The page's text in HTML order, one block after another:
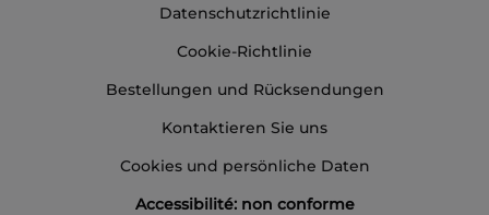
Datenschutzrichtlinie
Cookie-Richtlinie
Bestellungen und Rücksendungen
Kontaktieren Sie uns
Cookies und persönliche Daten
Accessibilité: non conforme